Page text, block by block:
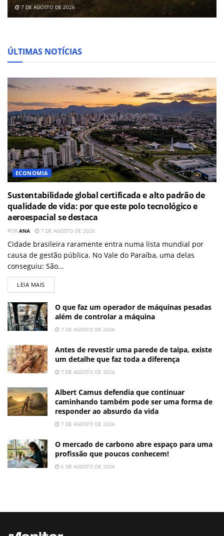
7 DE AGOSTO DE 2026
ÚLTIMAS NOTÍCIAS
ECONOMIA
Sustentabilidade global certificada e alto padrão de
qualidade de vida: por que este polo tecnológico e
aeroespacial se destaca
POR ANA 7 DE AGOSTO DE 2026
Cidade brasileira raramente entra numa lista mundial por
causa de gestão pública. No Vale do Paraíba, uma delas
conseguiu: São...
LEIA MAIS
O que faz um operador de máquinas pesadas
além de controlar a máquina
7 DE AGOSTO DE 2026
Antes de revestir uma parede de taipa, existe
um detalhe que faz toda a diferença
7 DE AGOSTO DE 2026
Albert Camus defendia que continuar
caminhando também pode ser uma forma de
responder ao absurdo da vida
7 DE AGOSTO DE 2026
O mercado de carbono abre espaço para uma
profissão que poucos conhecem!
6 DE AGOSTO DE 2026